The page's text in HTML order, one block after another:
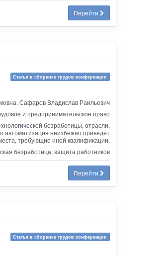
Перейти
Статья в сборнике трудов конференции
Сафаров Владислав Раильевич
и предпринимательское право
безработицы, отрасли,
автоматизация неизбежно приведёт
требующие иной квалификации.
безработица, защита работников
Перейти
Статья в сборнике трудов конференции